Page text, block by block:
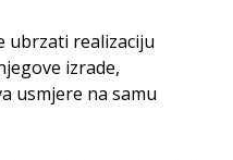
ubrzati realizaciju
izrade,
usmjere na samu